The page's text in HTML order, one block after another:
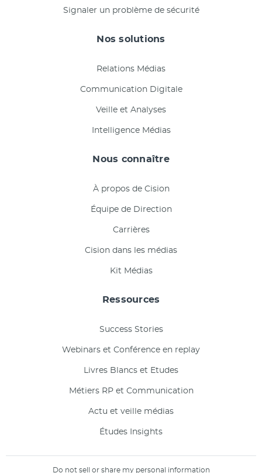
Signaler un problème de sécurité
Nos solutions
Relations Médias
Communication Digitale
Veille et Analyses
Intelligence Médias
Nous connaître
À propos de Cision
Équipe de Direction
Carrières
Cision dans les médias
Kit Médias
Ressources
Success Stories
Webinars et Conférence en replay
Livres Blancs et Etudes
Métiers RP et Communication
Actu et veille médias
Études Insights
Do not sell or share my personal information